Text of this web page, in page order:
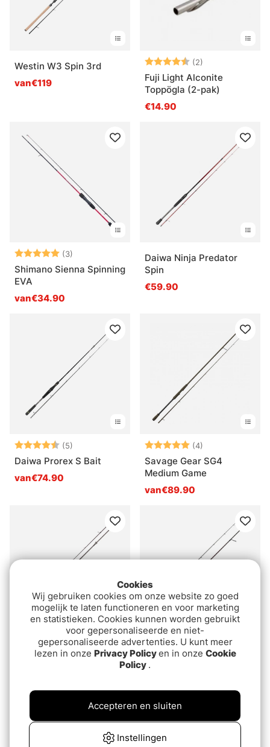
Westin W3 Spin 3rd
van€119
Beoordeling:
(2)
Fuji Light Alconite
Toppögla (2-pak)
€14.90
Beoordeling:
(3)
Shimano Sienna Spinning
EVA
van€34.90
Daiwa Ninja Predator
Spin
€59.90
Beoordeling:
(5)
Daiwa Prorex S Bait
van€74.90
Beoordeling:
(4)
Savage Gear SG4
Medium Game
van€89.90
Mikado MFT Predator
Great Deal!
Beoordeling:
(5)
5.0 uit 5
Abu Garcia Spike S
Spinning Rod
Cookies
Wij gebruiken cookies om onze website zo goed
mogelijk te laten functioneren en voor marketing
en statistieken. Cookies kunnen worden gebruikt
voor gepersonaliseerde en niet-
gepersonaliseerde advertenties. U kunt meer
lezen in onze Privacy Policyen in onze Cookie
Policy .
Instellingen
Accepteren en sluiten